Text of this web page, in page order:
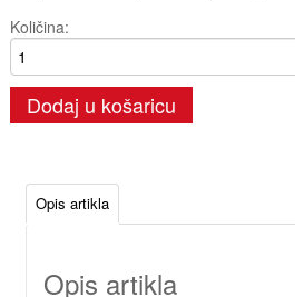
Količina:
Dodaj u košaricu
Opis artikla
Opis artikla